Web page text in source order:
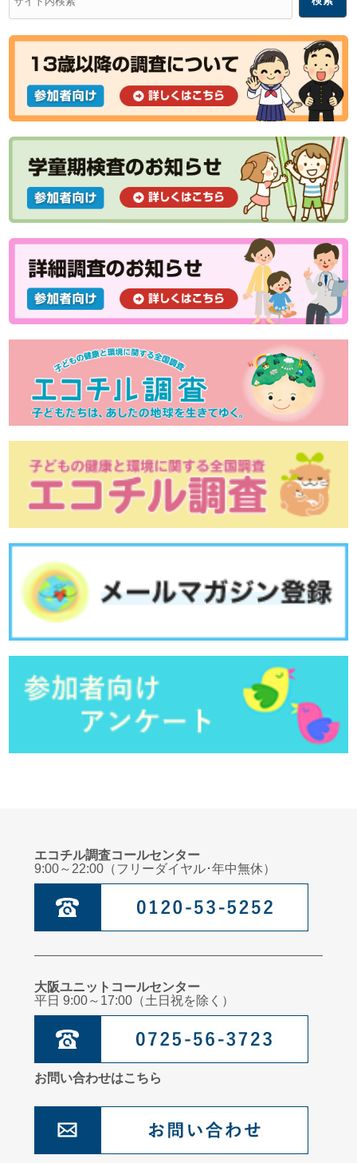
エコチル調査コールセンター
9:00～22:00（フリーダイヤル･年中無休）
大阪ユニットコールセンター
平日 9:00～17:00（土日祝を除く）
お問い合わせはこちら